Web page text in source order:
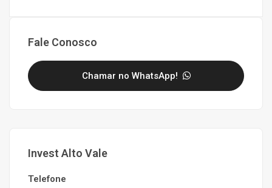
Fale Conosco
Chamar no WhatsApp!
Invest Alto Vale
Telefone